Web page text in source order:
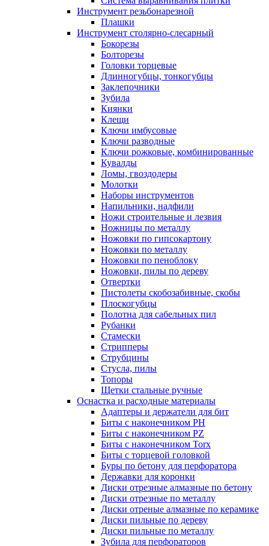
Инструмент резьбонарезной
Плашки
Инструмент столярно-слесарный
Бокорезы
Болторезы
Головки торцевые
Длинногубцы, тонкогубцы
Заклепочники
Зубила
Киянки
Клещи
Ключи имбусовые
Ключи разводные
Ключи рожковые, комбинированные
Кувалды
Ломы, гвоздодеры
Молотки
Наборы инструментов
Напильники, надфили
Ножи строительные и лезвия
Ножницы по металлу
Ножовки по гипсокартону
Ножовки по металлу
Ножовки по пеноблоку
Ножовки, пилы по дереву
Отвертки
Пистолеты скобозабивные, скобы
Плоскогубцы
Полотна для сабельных пил
Рубанки
Стамески
Стрипперы
Струбцины
Стусла, пилы
Топоры
Щетки стальные ручные
Оснастка и расходные материалы
Адаптеры и держатели для бит
Биты с наконечником PH
Биты с наконечником PZ
Биты с наконечником Torx
Биты с торцевой головкой
Буры по бетону для перфоратора
Державки для коронки
Диски отрезные алмазные по бетону
Диски отрезные по металлу
Диски отреные алмазные по керамике
Диски пильные по дереву
Диски пильные по металлу
Зубила для перфораторов